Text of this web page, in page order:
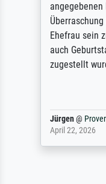
Ehefrau sein
auch
zugestellt
Jürgen@
April 22, 2026